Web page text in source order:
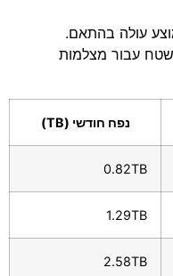
עבור מצלמות
נפח חודשי (TB)
0.82TB
1.29TB
2.58TB